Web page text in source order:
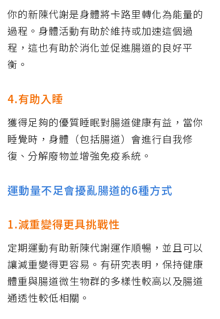
你的新陳代謝是身體將卡路里轉化為能量的
過程。身體活動有助於維持或加速這個過
程，這也有助於消化並促進腸道的良好平
衡。
4.有助入睡
獲得足夠的優質睡眠對腸道健康有益，當你
睡覺時，身體（包括腸道）會進行自我修
復、分解廢物並增強免疫系統。
運動量不足會擾亂腸道的6種方式
1.減重變得更具挑戰性
定期運動有助新陳代謝運作順暢，並且可以
讓減重變得更容易。有研究表明，保持健康
體重與腸道微生物群的多樣性較高以及腸道
通透性較低相關。